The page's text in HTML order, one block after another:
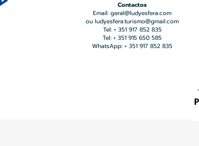
Contactos
Email: geral@ludyesfera.com
ou ludyesfera.turismo@gmail.com
Tel: + 351 917 852 835
Tel: + 351 915 650 585
WhatsApp: + 351 917 852 835